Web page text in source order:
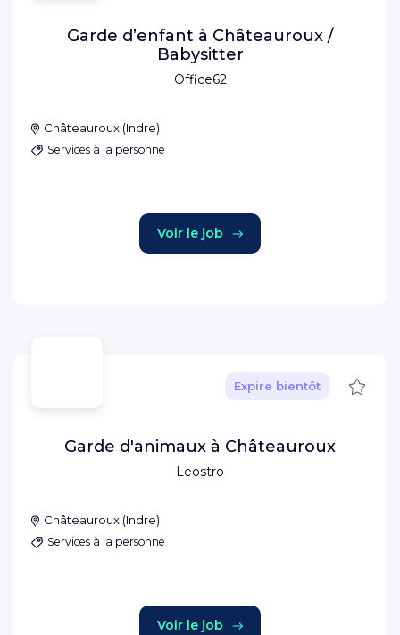
Office62
Garde d’enfant à Châteauroux /
Babysitter
Châteauroux (Indre)
Services à la personne
Voir le job
Leostro
Expire bientôt
Garde d'animaux à Châteauroux
Châteauroux (Indre)
Services à la personne
Voir le job